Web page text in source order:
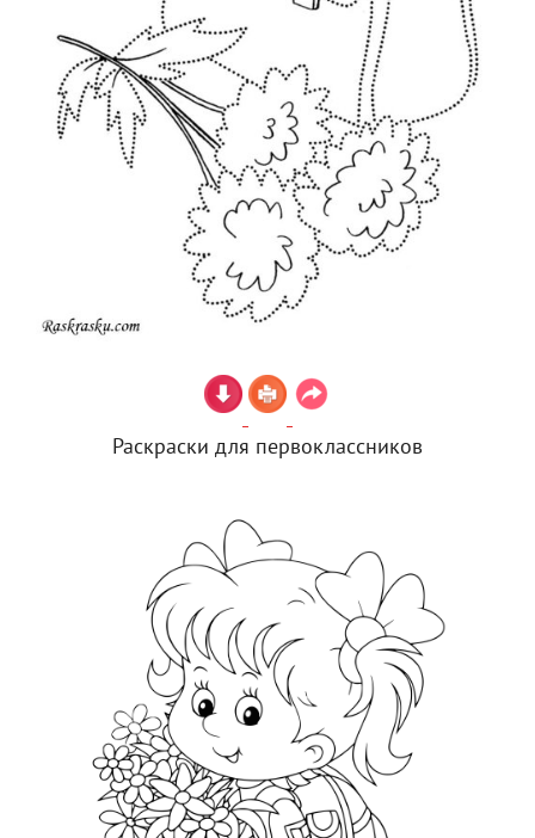
Раскраски для первоклассников